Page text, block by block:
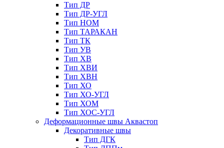
Тип ДР
Тип ДР-УГЛ
Тип НОМ
Тип ТАРАКАН
Тип ТК
Тип УВ
Тип ХВ
Тип ХВИ
Тип ХВН
Тип ХО
Тип ХО-УГЛ
Тип ХОМ
Тип ХОС-УГЛ
Деформационные швы Аквастоп
Декоративные швы
Тип ДГК